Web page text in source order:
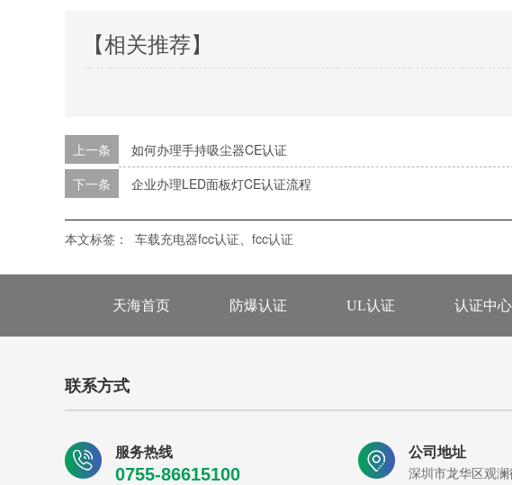
【相关推荐】
上一条
如何办理手持吸尘器CE认证
下一条 企业办理LED面板灯CE认证流程
本文标签： 车载充电器fcc认证、fcc认证
天海首页 防爆认证 UL认证 认证中心
联系方式
服务热线
0755-86615100
公司地址
深圳市龙华区观